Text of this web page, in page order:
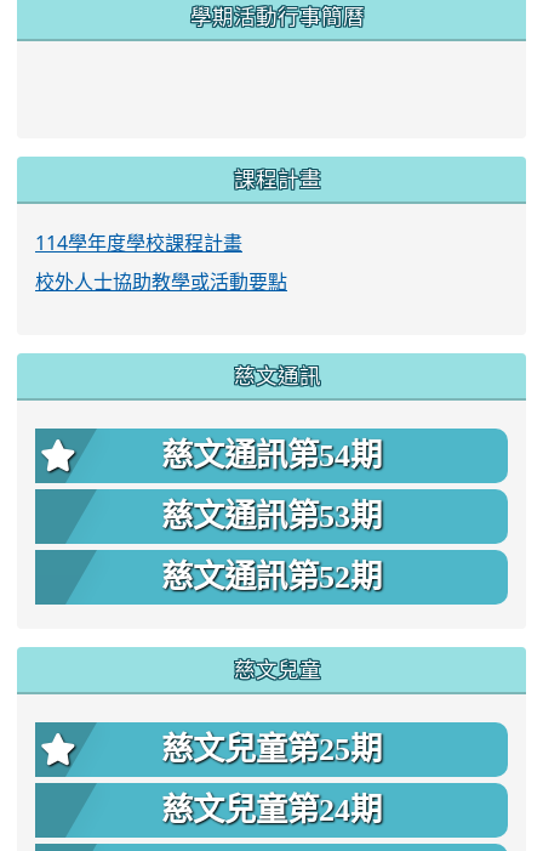
學期活動行事簡曆
課程計畫
114學年度學校課程計畫
校外人士協助教學或活動要點
慈文通訊
慈文通訊第54期
慈文通訊第53期
慈文通訊第52期
慈文兒童
慈文兒童第25期
慈文兒童第24期